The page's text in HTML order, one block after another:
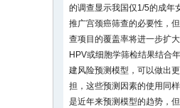
的调查显示我国仅1/5的成年
推广宫颈癌筛查的必要性，
查项目的覆盖率将进一步扩大
HPV或细胞学筛检结果结合
建风险预测模型，可以做出
担，这些预测因素的使用同
是近年来预测模型的趋势，